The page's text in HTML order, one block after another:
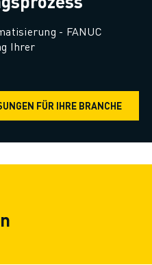
- FANUC
Ihrer
FÜR IHRE BRANCHE